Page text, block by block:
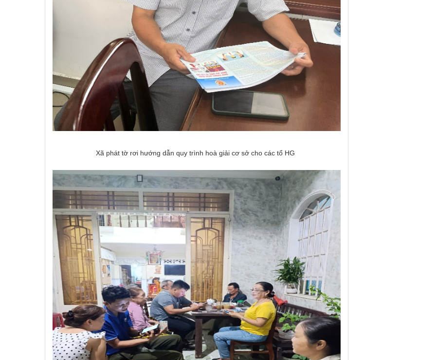
Xã phát tờ rơi hướng dẫn quy trình hoà giải cơ sở cho các tổ HG